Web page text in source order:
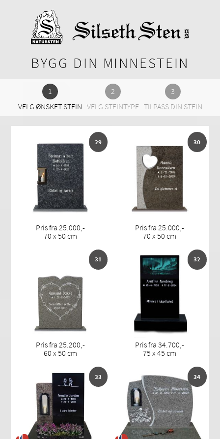
BYGG DIN MINNESTEIN
VELG ØNSKET STEIN VELG STEINTYPE TILPASS DIN STEIN
29
Pris fra 25.000,-
70 x 50 cm
30
Pris fra 25.000,-
70 x 50 cm
31
Pris fra 25.200,-
60 x 50 cm
32
Pris fra 34.700,-
75 x 45 cm
33 34